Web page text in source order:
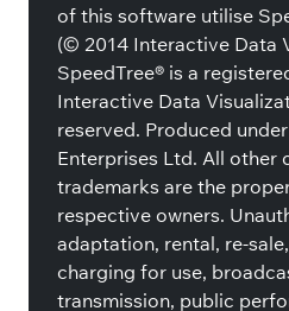
of this software utilise
(© 2014 Interactive Data
SpeedTree® is a
Interactive Data
reserved. Produced
Enterprises Ltd. All other
trademarks are the
respective owners.
adaptation, rental, re-
charging for use,
transmission, public